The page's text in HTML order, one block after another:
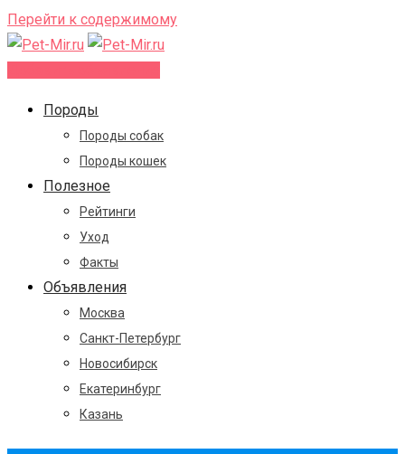
Перейти к содержимому
Породы
Породы собак
Породы кошек
Полезное
Рейтинги
Уход
Факты
Объявления
Москва
Санкт-Петербург
Новосибирск
Екатеринбург
Казань